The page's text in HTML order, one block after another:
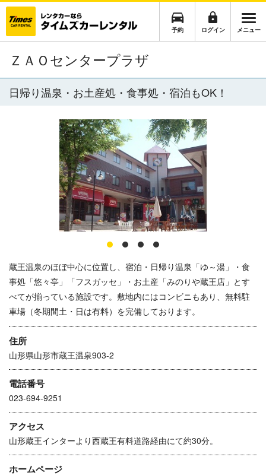
予約 ログイン メニュー
ＺＡＯセンタープラザ
日帰り温泉・お土産処・食事処・宿泊もOK！
蔵王温泉のほぼ中心に位置し、宿泊・日帰り温泉「ゆ～湯」・食
事処「悠々亭」「フスガッセ」・お土産「みのりや蔵王店」とす
べてが揃っている施設です。敷地内にはコンビニもあり、無料駐
車場（冬期間土・日は有料）を完備しております。
住所
山形県山形市蔵王温泉903-2
電話番号
023-694-9251
アクセス
山形蔵王インターより西蔵王有料道路経由にて約30分。
ホームページ